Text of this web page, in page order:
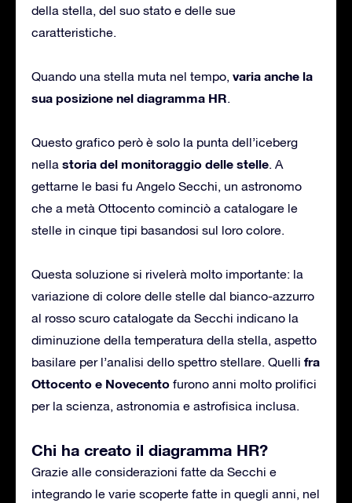
della stella, del suo stato e delle sue
caratteristiche.
Quando una stella muta nel tempo, varia anche la
sua posizione nel diagramma HR.
Questo grafico però è solo la punta dell’iceberg
nella storia del monitoraggio delle stelle. A
gettarne le basi fu Angelo Secchi, un astronomo
che a metà Ottocento cominciò a catalogare le
stelle in cinque tipi basandosi sul loro colore.
Questa soluzione si rivelerà molto importante: la
variazione di colore delle stelle dal bianco-azzurro
al rosso scuro catalogate da Secchi indicano la
diminuzione della temperatura della stella, aspetto
basilare per l’analisi dello spettro stellare. Quelli fra
Ottocento e Novecento furono anni molto prolifici
per la scienza, astronomia e astrofisica inclusa.
Chi ha creato il diagramma HR?
Grazie alle considerazioni fatte da Secchi e
integrando le varie scoperte fatte in quegli anni, nel